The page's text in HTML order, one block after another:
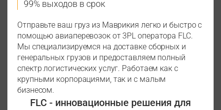
99% выходов в срок
Отправьте ваш груз из Маврикия легко и быстро с
помощью авиаперевозок от 3PL оператора FLC.
Мы специализируемся на доставке сборных и
генеральных грузов и предоставляем полный
спектр логистических услуг. Работаем как с
крупными корпорациями, так и с малым
бизнесом.
FLC - инновационные решения для